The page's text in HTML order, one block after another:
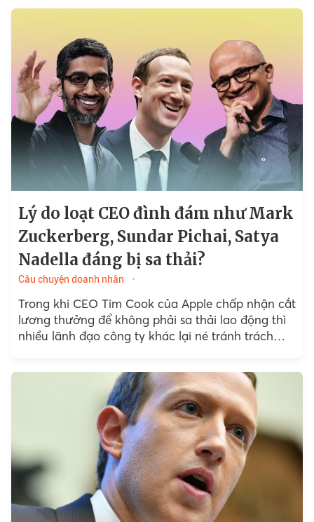
Lý do loạt CEO đình đám như Mark
Zuckerberg, Sundar Pichai, Satya
Nadella đáng bị sa thải?
Câu chuyện doanh nhân
Trong khi CEO Tim Cook của Apple chấp nhận cắt
lương thưởng để không phải sa thải lao động thì
nhiều lãnh đạo công ty khác lại né tránh trách